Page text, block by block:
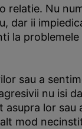
relatie. Nu
dar ii
la problemele
sau a
nu isi
asupra lor sau
mod